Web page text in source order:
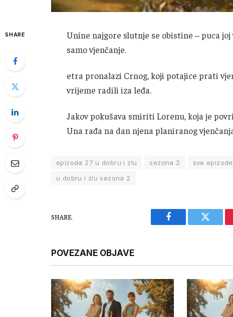
SHARE
Unine najgore slutnje se obistine – puca
samo vjenčanje.
etra pronalazi Crnog, koji potajice prati
vrijeme radili iza leđa.
Jakov pokušava smiriti Lorenu, koja je
Una rađa na dan njena planiranog
epizoda 27 u dobru i zlu sezona 2 sve
u dobru i zlu sezona 2
SHARE.
Facebook Twitter
POVEZANE OBJAVE